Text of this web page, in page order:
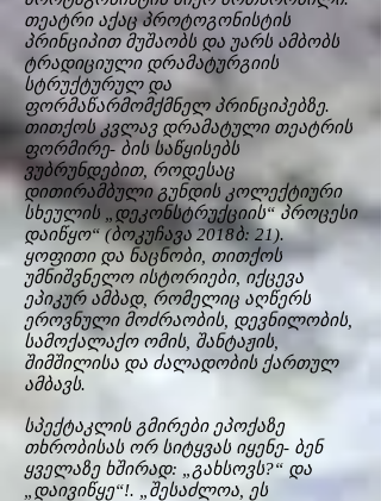
თეატრი აქაც პროტოგონისტის
პრინციპით მუშაობს და უარს ამბობს
ტრადიციული დრამატურგიის
სტრუქტურულ და
ფორმაწარმომქმნელ პრინციპებზე.
თითქოს კვლავ დრამატული თეატრის
ფორმირე- ბის საწყისებს
ვუბრუნდებით, როდესაც
დითირამბული გუნდის კოლექტიური
სხეულის „დეკონსტრუქციის“ პროცესი
დაიწყო“ (ბოკუჩავა 2018ბ: 21).
ყოფითი და ნაცნობი, თითქოს
უმნიშვნელო ისტორიები, იქცევა
ეპიკურ ამბად, რომელიც აღწერს
ეროვნული მოძრაობის, დევნილობის,
სამოქალაქო ომის, შანტაჟის,
შიმშილისა და ძალადობის ქართულ
ამბავს.
სპექტაკლის გმირები ეპოქაზე
თხრობისას ორ სიტყვას იყენე- ბენ
ყველაზე ხშირად: „გახსოვს?“ და
„დაივიწყე“!. „შესაძლოა, ეს